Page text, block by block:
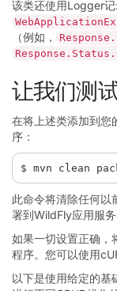
该类还使用Logger
（例如，
让我们测
在将上述类添加到您
序：
此命令将清除任何以
署到WildFly应用服务
如果一切设置正确，
程序。您可以使用
以下是使用给定的基